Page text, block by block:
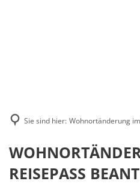
Sie sind hier: Wohnortänderung
REISEPASS